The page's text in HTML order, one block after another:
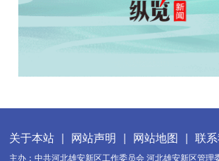
关于本站 | 网站声明 | 网站地图 | 联
主办：中共河北雄安新区工作委员会 河北雄安新区管理